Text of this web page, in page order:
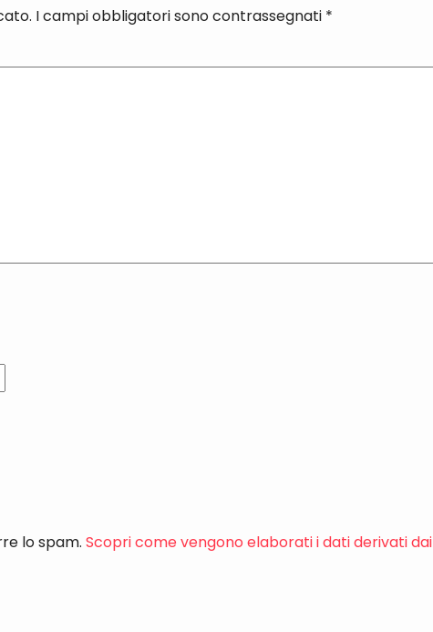
I campi obbligatori sono contrassegnati *
lo spam. Scopri come vengono elaborati i dati derivati dai